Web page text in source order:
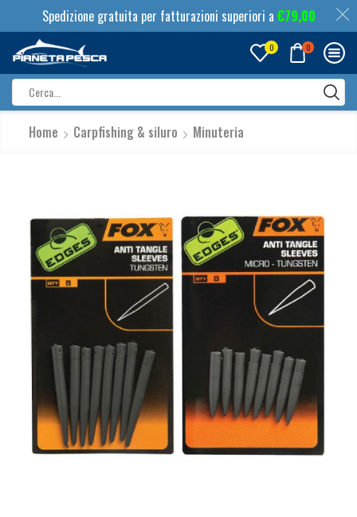
Spedizione gratuita per fatturazioni superiori a €79,00
0 0
input
Home Carpfishing & siluro Minuteria